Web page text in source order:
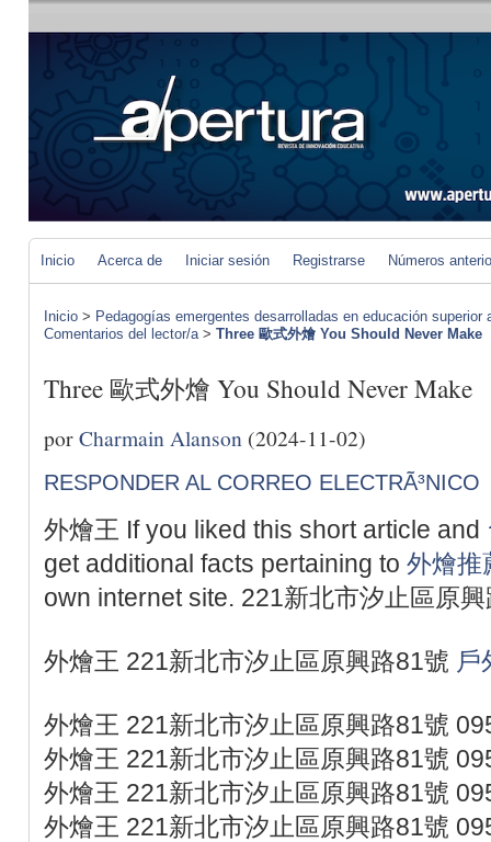
Inicio Acerca de Iniciar sesión Registrarse Números
Inicio > Pedagogías emergentes desarrolladas en educación
Comentarios del lector/a> Three 歐式外燴 You Should Never Make
Three 歐式外燴 You Should Never Make
porCharmain Alanson (2024-11-02)
RESPONDER AL CORREO ELECTRÃ³NICO
外燴王 If you liked this short article and
get additional facts pertaining to 外燴推
own internet site. 221新北市汐止區原
外燴王 221新北市汐止區原興路81號 戶
外燴王 221新北市汐止區原興路81號
外燴王 221新北市汐止區原興路81號
外燴王 221新北市汐止區原興路81號
外燴王 221新北市汐止區原興路81號